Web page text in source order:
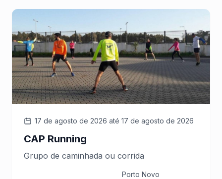
17 de agosto de 2026 até 17 de agosto de 2026
CAP Running
Grupo de caminhada ou corrida
Porto Novo